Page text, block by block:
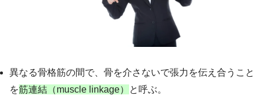
異なる骨格筋の間で、骨を介さないで張力を伝え合うこと
を筋連結（muscle linkage） と呼ぶ。